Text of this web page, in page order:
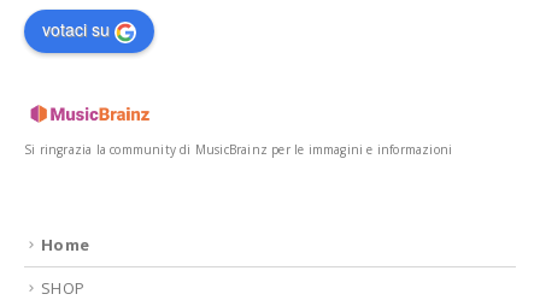
votaci su
Si ringrazia la community di MusicBrainz per le immagini e informazioni
Home
SHOP